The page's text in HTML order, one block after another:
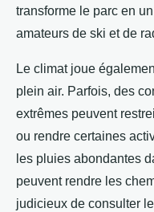
transforme le parc en
amateurs de ski et de
Le climat joue
plein air. Parfois, des
extrêmes peuvent
ou rendre certaines
les pluies abondantes
peuvent rendre les
judicieux de consulter